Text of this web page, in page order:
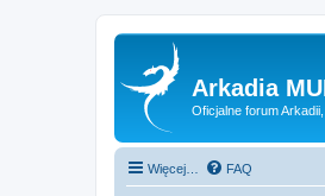
Arkadia
Oficjalne forum
Więcej… FAQ